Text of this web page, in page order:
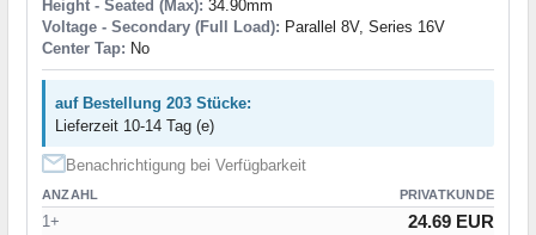
Height - Seated (Max): 34.90mm
Voltage - Secondary (Full Load): Parallel 8V, Series 16V
Center Tap: No
auf Bestellung 203 Stücke:
Lieferzeit 10-14 Tag (e)
Benachrichtigung bei Verfügbarkeit
ANZAHL PRIVATKUNDE
1+ 24.69 EUR